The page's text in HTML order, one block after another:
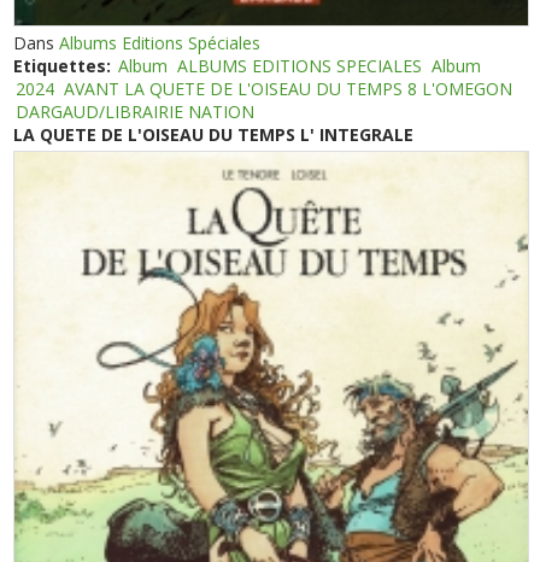
DansAlbums Editions Spéciales
Etiquettes: Album ALBUMS EDITIONS SPECIALES Album
2024 AVANT LA QUETE DE L'OISEAU DU TEMPS 8 L'OMEGON
DARGAUD/LIBRAIRIE NATION
LA QUETE DE L'OISEAU DU TEMPS L' INTEGRALE